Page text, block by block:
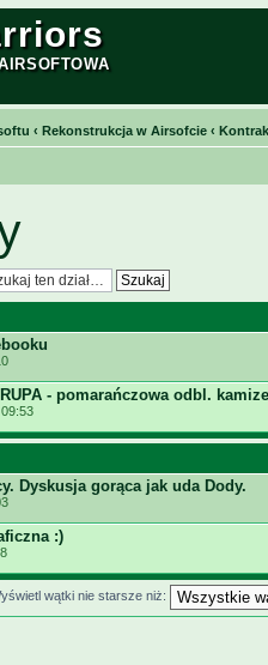
‹ Rekonstrukcja w Airsofcie ‹
- pomarańczowa odbl.
Dyskusja gorąca jak uda Dody.
:)
wątki nie starsze niż: